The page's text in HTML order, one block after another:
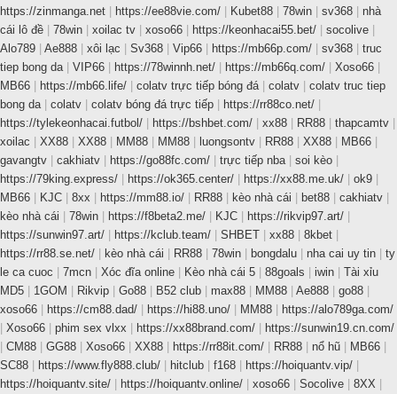
https://zinmanga.net | https://ee88vie.com/ | Kubet88 | 78win | sv368 | nhà
cái lô đề | 78win | xoilac tv | xoso66 | https://keonhacai55.bet/ | socolive |
Alo789 | Ae888 | xôi lạc | Sv368 | Vip66 | https://mb66p.com/ | sv368 | truc
tiep bong da | VIP66 | https://78winnh.net/ | https://mb66q.com/ | Xoso66 |
MB66 | https://mb66.life/ | colatv trực tiếp bóng đá | colatv | colatv truc tiep
bong da | colatv | colatv bóng đá trực tiếp | https://rr88co.net/ |
https://tylekeonhacai.futbol/ | https://bshbet.com/ | xx88 | RR88 | thapcamtv |
xoilac | XX88 | XX88 | MM88 | MM88 | luongsontv | RR88 | XX88 | MB66 |
gavangtv | cakhiatv | https://go88fc.com/ | trực tiếp nba | soi kèo |
https://79king.express/ | https://ok365.center/ | https://xx88.me.uk/ | ok9 |
MB66 | KJC | 8xx | https://mm88.io/ | RR88 | kèo nhà cái | bet88 | cakhiatv |
kèo nhà cái | 78win | https://f8beta2.me/ | KJC | https://rikvip97.art/ |
https://sunwin97.art/ | https://kclub.team/ | SHBET | xx88 | 8kbet |
https://rr88.se.net/ | kèo nhà cái | RR88 | 78win | bongdalu | nha cai uy tin | ty
le ca cuoc | 7mcn | Xóc đĩa online | Kèo nhà cái 5 | 88goals | iwin | Tài xỉu
MD5 | 1GOM | Rikvip | Go88 | B52 club | max88 | MM88 | Ae888 | go88 |
xoso66 | https://cm88.dad/ | https://hi88.uno/ | MM88 | https://alo789ga.com/
| Xoso66 | phim sex vlxx | https://xx88brand.com/ | https://sunwin19.cn.com/
| CM88 | GG88 | Xoso66 | XX88 | https://rr88it.com/ | RR88 | nổ hũ | MB66 |
SC88 | https://www.fly888.club/ | hitclub | f168 | https://hoiquantv.vip/ |
https://hoiquantv.site/ | https://hoiquantv.online/ | xoso66 | Socolive | 8XX |